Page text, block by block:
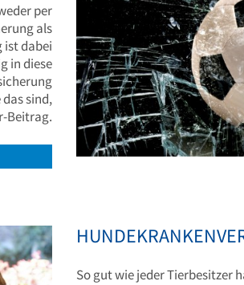
per
als
ist dabei
in diese
sind,
Beitrag.
So gut wie jeder Tierbesitzer